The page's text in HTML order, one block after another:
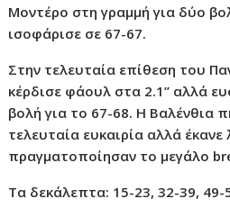
Μοντέρο στη γραμμή για δύο
ισοφάρισε σε 67-67.
Στην τελευταία επίθεση του
κέρδισε φάουλ στα 2.1’’ αλλά
βολή για το 67-68. Η Βαλένθια
τελευταία ευκαιρία αλλά έκανε
πραγματοποίησαν το μεγάλο
Τα δεκάλεπτα: 15-23, 32-39, 49-